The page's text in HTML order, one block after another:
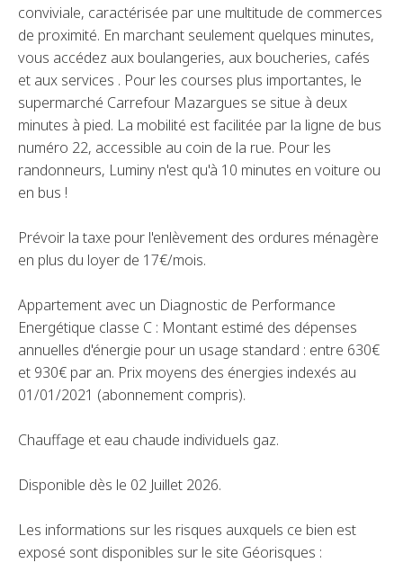
conviviale, caractérisée par une multitude de commerces
de proximité. En marchant seulement quelques minutes,
vous accédez aux boulangeries, aux boucheries, cafés
et aux services . Pour les courses plus importantes, le
supermarché Carrefour Mazargues se situe à deux
minutes à pied. La mobilité est facilitée par la ligne de bus
numéro 22, accessible au coin de la rue. Pour les
randonneurs, Luminy n'est qu'à 10 minutes en voiture ou
en bus !
Prévoir la taxe pour l'enlèvement des ordures ménagère
en plus du loyer de 17€/mois.
Appartement avec un Diagnostic de Performance
Energétique classe C : Montant estimé des dépenses
annuelles d'énergie pour un usage standard : entre 630€
et 930€ par an. Prix moyens des énergies indexés au
01/01/2021 (abonnement compris).
Chauffage et eau chaude individuels gaz.
Disponible dès le 02 Juillet 2026.
Les informations sur les risques auxquels ce bien est
exposé sont disponibles sur le site Géorisques :